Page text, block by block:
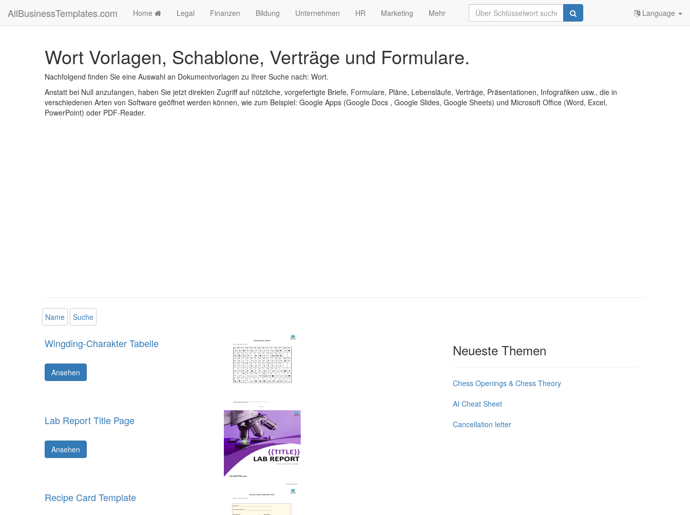
AllBusinessTemplates.com Home Legal Finanzen Bildung Unternehmen HR Marketing Mehr Language
Wort Vorlagen, Schablone, Verträge und Formulare.
Nachfolgend finden Sie eine Auswahl an Dokumentvorlagen zu Ihrer Suche nach: Wort.
Anstatt bei Null anzufangen, haben Sie jetzt direkten Zugriff auf nützliche, vorgefertigte Briefe, Formulare, Pläne, Lebensläufe, Verträge, Präsentationen, Infografiken usw., die in
verschiedenen Arten von Software geöffnet werden können, wie zum Beispiel: Google Apps (Google Docs , Google Slides, Google Sheets) und Microsoft Office (Word, Excel,
PowerPoint) oder PDF-Reader.
Name Suche
Wingding-Charakter Tabelle
Ansehen
Lab Report Title Page
Ansehen
Recipe Card Template
Neueste Themen
Chess Openings & Chess Theory
AI Cheat Sheet
Cancellation letter